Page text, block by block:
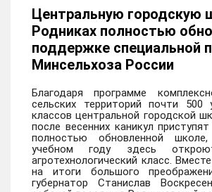
Центральную городскую
Родниках полностью
поддержке специальной
Минсельхоза России
Благодаря программе
сельских территорий почти 500
классов центральной городской
после весенних каникул
полностью обновленной
учебном году здесь
агротехнологический класс.
на итоги большого
губернатор Станислав